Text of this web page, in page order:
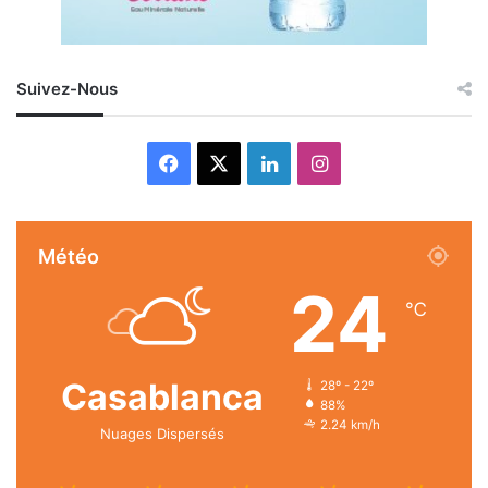
Suivez-Nous
Facebook LinkedinInstagram
Météo
Casablanca
Nuages Dispersés
24 ℃
28º - 22º
88%
2.24 km/h